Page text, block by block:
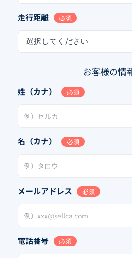
走行距離 必須
選択してください
お客様の情
姓（カナ） 必須
名（カナ） 必須
メールアドレス 必須
電話番号 必須